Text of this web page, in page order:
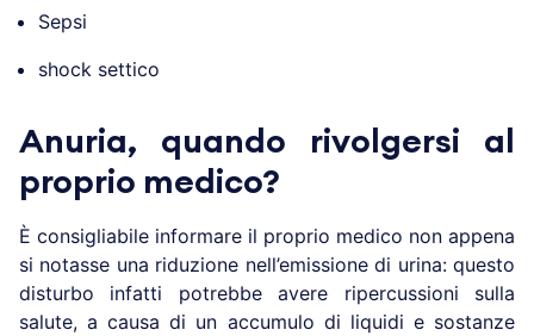
Sepsi
shock settico
Anuria, quando rivolgersi al
proprio medico?
È consigliabile informare il proprio medico non appena
si notasse una riduzione nell’emissione di urina: questo
disturbo infatti potrebbe avere ripercussioni sulla
salute, a causa di un accumulo di liquidi e sostanze